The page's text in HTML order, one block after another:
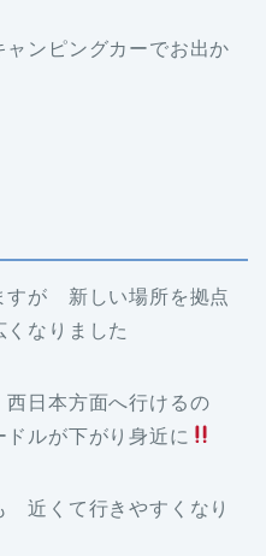
ンピングカーでお出か
すが 新しい場所を拠点
なりました
日本方面へ行けるの
ルが下がり身近に
近くて行きやすくなり